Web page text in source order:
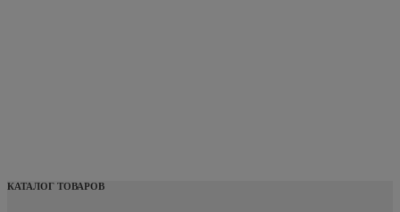
КАТАЛОГ ТОВАРОВ